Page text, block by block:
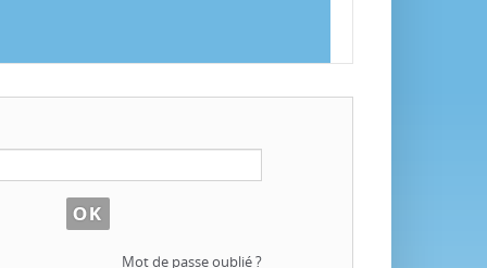
Mot de passe oublié ?